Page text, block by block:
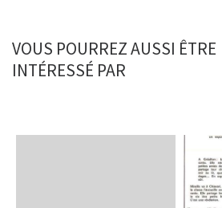
VOUS POURREZ AUSSI ÊTRE
INTÉRESSÉ PAR